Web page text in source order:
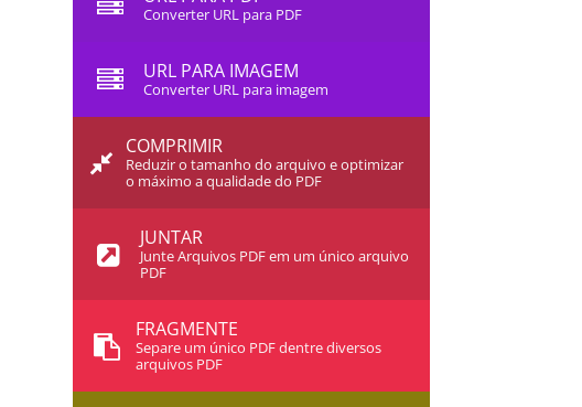
Converter URL para PDF
URL PARA IMAGEM
Converter URL para imagem
COMPRIMIR
Reduzir o tamanho do arquivo e optimizar
o máximo a qualidade do PDF
JUNTAR
Junte Arquivos PDF em um único arquivo
PDF
FRAGMENTE
Separe um único PDF dentre diversos
arquivos PDF